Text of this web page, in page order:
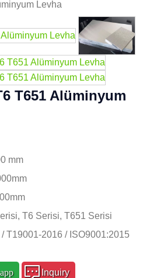
T651 Alüminyum
mm
T6 Serisi, T651 Serisi
T19001-2016 / ISO9001:2015
Inquiry